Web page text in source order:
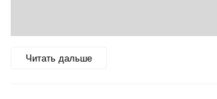
Читать дальше